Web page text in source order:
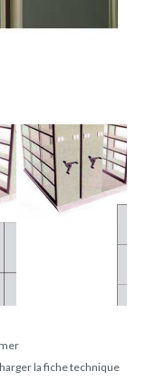
la fiche technique